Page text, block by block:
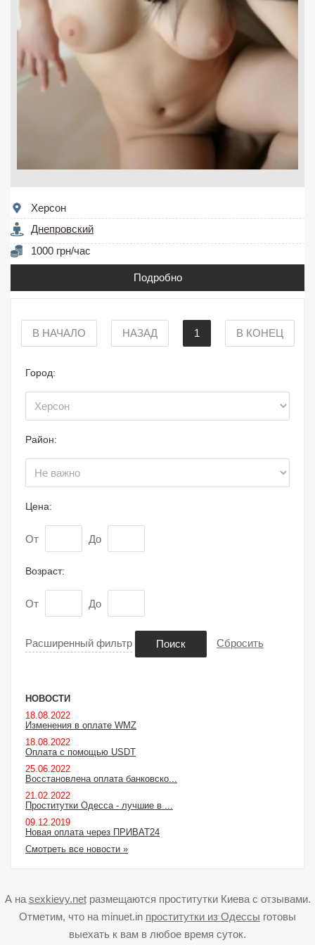
Херсон
Днепровский
1000 грн/час
Подробно
В НАЧАЛО НАЗАД 1 В КОНЕЦ
Город:
Район:
Цена:
От До
Возраст:
От До
Расширенный фильтр Поиск Сбросить
НОВОСТИ
18.08.2022
Изменения в оплате WMZ
18.08.2022
Оплата с помощью USDT
25.06.2022
Восстановлена оплата банковско...
21.02.2022
Проститутки Одесса - лучшие в ...
09.12.2019
Новая оплата через ПРИВАТ24
Смотреть все новости »
А на sexkievy.netразмещаются проститутки Киева с отзывами.
Отметим, что на minuet.in проститутки из Одессы готовы
выехать к вам в любое время суток.